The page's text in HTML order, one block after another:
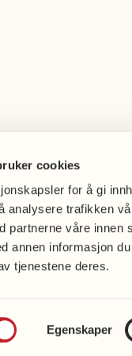
cookies
for å gi
analysere trafikken
partnerne våre innen
annen informasjon
tjenestene deres.
Egenskaper